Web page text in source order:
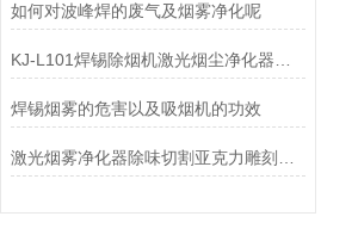
如何对波峰焊的废气及烟雾净化呢
焊锡烟雾的危害以及吸烟机的功效